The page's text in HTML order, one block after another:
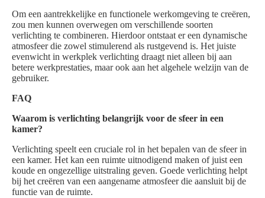
Om een aantrekkelijke en functionele werkomgeving te creëren,
zou men kunnen overwegen om verschillende soorten
verlichting te combineren. Hierdoor ontstaat er een dynamische
atmosfeer die zowel stimulerend als rustgevend is. Het juiste
evenwicht in werkplek verlichting draagt niet alleen bij aan
betere werkprestaties, maar ook aan het algehele welzijn van de
gebruiker.
FAQ
Waarom is verlichting belangrijk voor de sfeer in een
kamer?
Verlichting speelt een cruciale rol in het bepalen van de sfeer in
een kamer. Het kan een ruimte uitnodigend maken of juist een
koude en ongezellige uitstraling geven. Goede verlichting helpt
bij het creëren van een aangename atmosfeer die aansluit bij de
functie van de ruimte.